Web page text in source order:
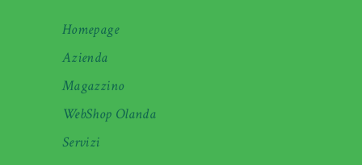
Homepage
Azienda
Magazzino
WebShop Olanda
Servizi